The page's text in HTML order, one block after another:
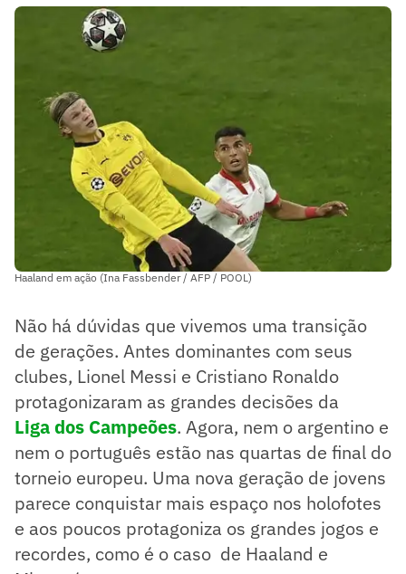
Haaland em ação (Ina Fassbender / AFP / POOL)
Não há dúvidas que vivemos uma transição
de gerações. Antes dominantes com seus
clubes, Lionel Messi e Cristiano Ronaldo
protagonizaram as grandes decisões da
Liga dos Campeões. Agora, nem o argentino e
nem o português estão nas quartas de final do
torneio europeu. Uma nova geração de jovens
parece conquistar mais espaço nos holofotes
e aos poucos protagoniza os grandes jogos e
recordes, como é o caso de Haaland e